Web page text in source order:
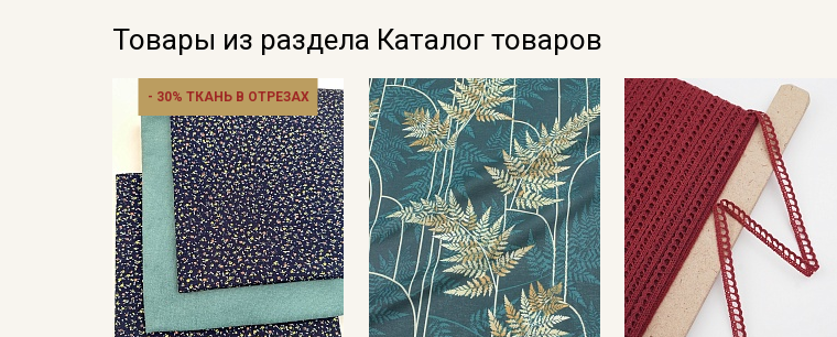
Товары из раздела Каталог товаров
- 30% ТКАНЬ В ОТРЕЗАХ